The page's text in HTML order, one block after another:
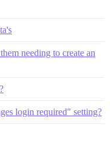
needing to create an
login required" setting?